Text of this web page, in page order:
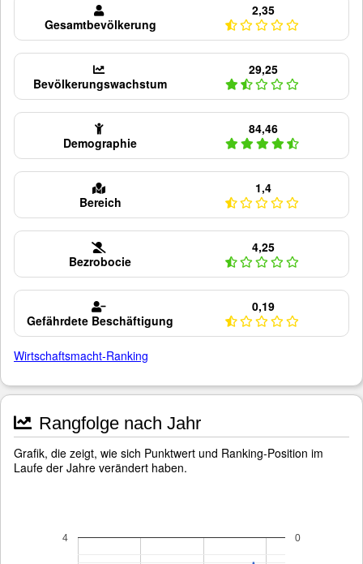
Gesamtbevölkerung
2,35
Bevölkerungswachstum
29,25
Demographie
84,46
Bereich
1,4
Bezrobocie
4,25
Gefährdete Beschäftigung
0,19
Wirtschaftsmacht-Ranking
Rangfolge nach Jahr
Grafik, die zeigt, wie sich Punktwert und Ranking-Position im
Laufe der Jahre verändert haben.
4 0